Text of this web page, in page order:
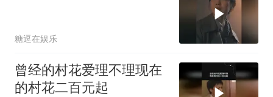
糖逗在娱乐
曾经的村花爱理不理现在
的村花二百元起